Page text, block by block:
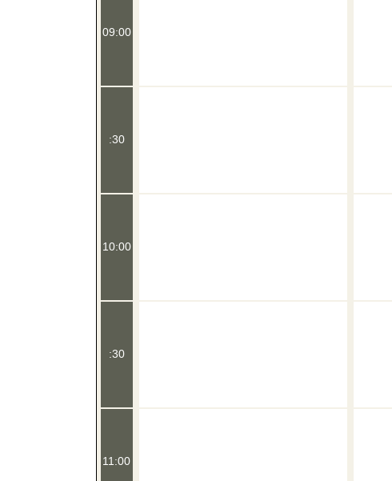
09:00
:30
10:00
:30
11:00